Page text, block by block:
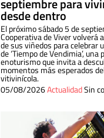
septiembre para
desde dentro
El próximo sábado 5 de
Cooperativa de Viver volverá
de sus viñedos para celebrar
de ‘Tiempo de Vendimia’, una
enoturismo que invita a
momentos más esperados
vitivinícola.
05/08/2026ActualidadSin